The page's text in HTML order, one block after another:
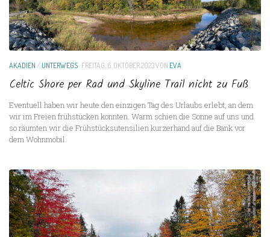
AKADIEN/UNTERWEGS FREITAG, 6. OKTOBER 2023VON EVA
Celtic Shore per Rad und Skyline Trail nicht zu Fuß
Eventuell haben wir heute den einzigen Tag des Urlaubs erlebt, an dem
wir im Freien frühstücken konnten. Warm schien die Sonne auf uns und
so räumten wir die Frühstücksutensilien kurzerhand auf die Bank vor
dem Wohnmobil.